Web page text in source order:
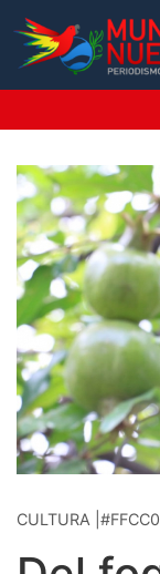
CULTURA